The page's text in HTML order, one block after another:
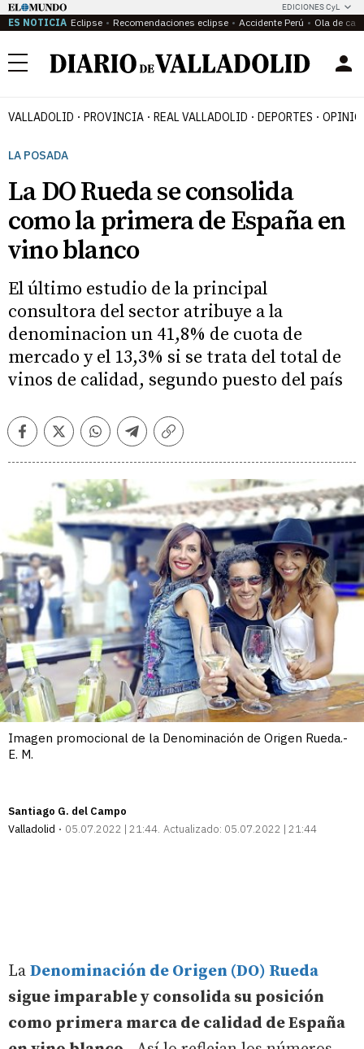
EDICIONES CyL
ES NOTICIA Eclipse Recomendaciones eclipse Accidente Perú Ola de
Menú
VALLADOLID PROVINCIA REAL VALLADOLID DEPORTES
LA POSADA
La DO Rueda se consolida
como la primera de España en
vino blanco
El último estudio de la principal
consultora del sector atribuye a la
denominacion un 41,8% de cuota de
mercado y el 13,3% si se trata del total de
vinos de calidad, segundo puesto del país
FacebookTwitterWhatsappTelegramCopiar
Imagen promocional de la Denominación de Origen Rueda.-
E. M.
Santiago G. del Campo
Valladolid
05.07.2022 | 21:44 Actualizado: 05.07.2022 | 21:44
La Denominación de Origen (DO) Rueda
sigue imparable y consolida su posición
como primera marca de calidad de España